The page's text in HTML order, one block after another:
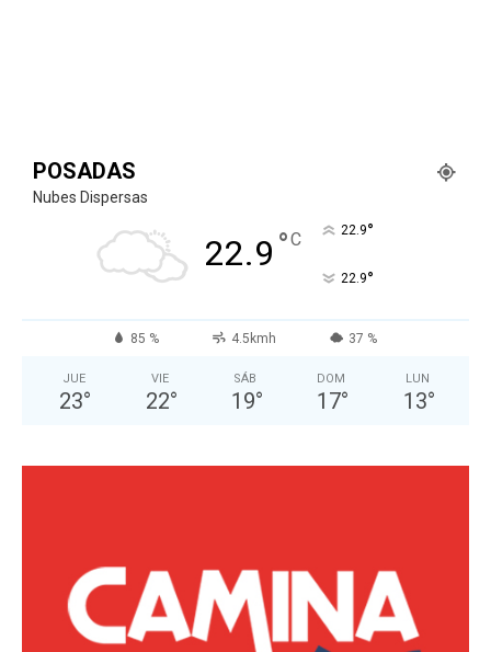
POSADAS
Nubes Dispersas
22.9 °C 22.9°
22.9°
85 % 4.5kmh 37 %
JUE
23°
VIE
22°
SÁB
19°
DOM
17°
LUN
13°